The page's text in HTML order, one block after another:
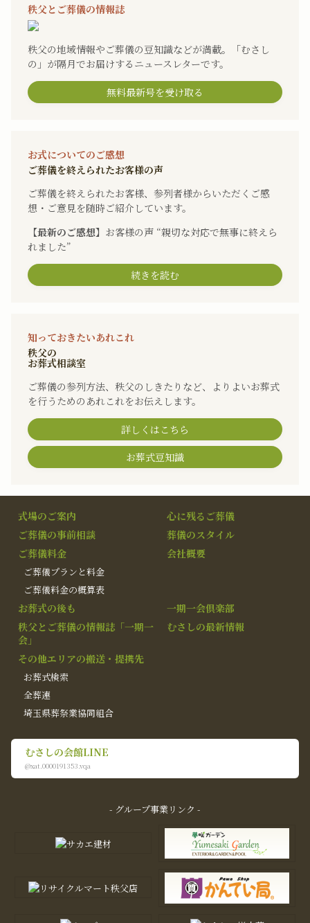
秩父とご葬儀の情報誌
秩父の地域情報やご葬儀の豆知識などが満載。「むさし
の」が隔月でお届けするニュースレターです。
無料最新号を受け取る
お式についてのご感想
ご葬儀を終えられたお客様の声
ご葬儀を終えられたお客様、参列者様からいただくご感
想・ご意見を随時ご紹介しています。
【最新のご感想】 お客様の声 “親切な対応で無事に終えら
れました”
続きを読む
知っておきたいあれこれ
秩父の
お葬式相談室
ご葬儀の参列方法、秩父のしきたりなど、よりよいお葬式
を行うためのあれこれをお伝えします。
詳しくはこちら
お葬式豆知識
式場のご案内
心に残るご葬儀
ご葬儀の事前相談
葬儀のスタイル
ご葬儀料金
ご葬儀プランと料金
ご葬儀料金の概算表
会社概要
お葬式の後も
一期一会倶楽部
秩父とご葬儀の情報誌「一期一
会」
むさしの最新情報
その他エリアの搬送・提携先
お葬式検索
全葬連
埼玉県葬祭業協同組合
むさしの会館LINE
@xat.0000191353.vqa
- グループ事業リンク -